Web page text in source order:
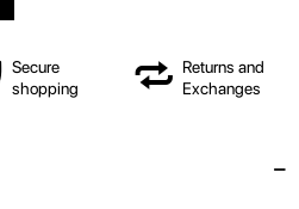
Secure
shopping
Returns and
Exchanges